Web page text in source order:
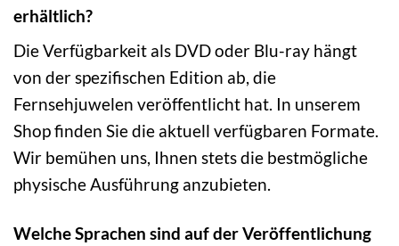
erhältlich?
Die Verfügbarkeit als DVD oder Blu-ray hängt
von der spezifischen Edition ab, die
Fernsehjuwelen veröffentlicht hat. In unserem
Shop finden Sie die aktuell verfügbaren Formate.
Wir bemühen uns, Ihnen stets die bestmögliche
physische Ausführung anzubieten.
Welche Sprachen sind auf der Veröffentlichung